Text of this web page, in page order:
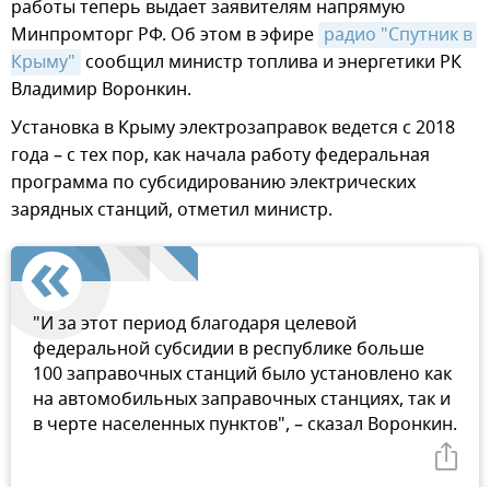
работы теперь выдает заявителям напрямую
Минпромторг РФ. Об этом в эфире радио "Спутник в
Крыму" сообщил министр топлива и энергетики РК
Владимир Воронкин.
Установка в Крыму электрозаправок ведется с 2018
года – с тех пор, как начала работу федеральная
программа по субсидированию электрических
зарядных станций, отметил министр.
"И за этот период благодаря целевой
федеральной субсидии в республике больше
100 заправочных станций было установлено как
на автомобильных заправочных станциях, так и
в черте населенных пунктов", – сказал Воронкин.